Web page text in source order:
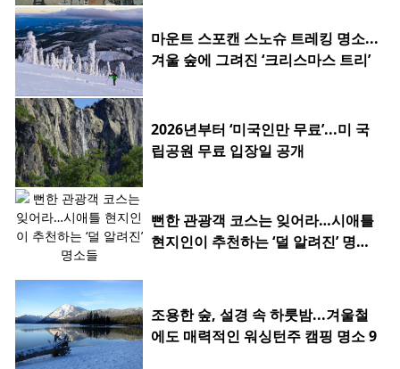
마운트 스포캔 스노슈 트레킹 명소...
겨울 숲에 그려진 ‘크리스마스 트리’
2026년부터 ‘미국인만 무료’...미 국
립공원 무료 입장일 공개
뻔한 관광객 코스는 잊어라…시애틀
현지인이 추천하는 ‘덜 알려진’ 명소
조용한 숲, 설경 속 하룻밤...겨울철
에도 매력적인 워싱턴주 캠핑 명소 9